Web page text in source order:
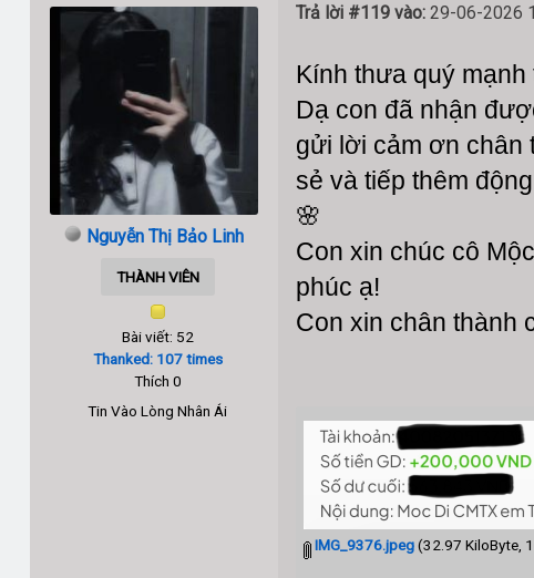
Nguyễn Thị Bảo Linh
THÀNH VIÊN
Bài viết: 52
Thanked: 107 times
Thích 0
Tin Vào Lòng Nhân Ái
Trả lời #119 vào:29-06-2026
Kính thưa quý
Dạ con đã nhận
gửi lời cảm ơn chân
sẻ và tiếp thêm
🌸
Con xin chúc cô
phúc ạ!
Con xin chân thành
IMG_9376.jpeg(32.97 KiloByte,